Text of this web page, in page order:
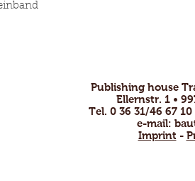
Publishing house
Ellernstr. 1 •
Tel. 0 36 31/46 67 10
e-mail:
Imprint -